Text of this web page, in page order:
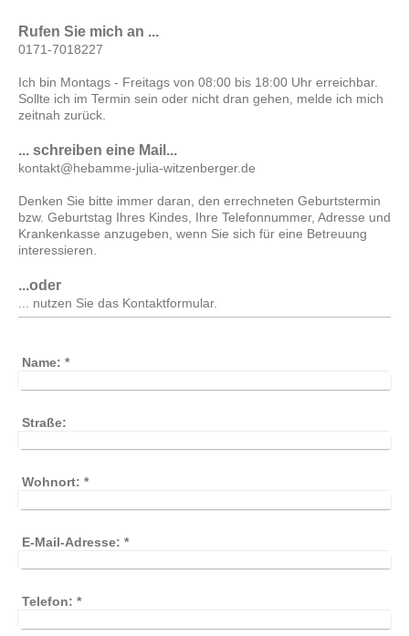
Rufen Sie mich an ...
0171-7018227
Ich bin Montags - Freitags von 08:00 bis 18:00 Uhr erreichbar.
Sollte ich im Termin sein oder nicht dran gehen, melde ich mich
zeitnah zurück.
... schreiben eine Mail...
kontakt@hebamme-julia-witzenberger.de
Denken Sie bitte immer daran, den errechneten Geburtstermin
bzw. Geburtstag Ihres Kindes, Ihre Telefonnummer, Adresse und
Krankenkasse anzugeben, wenn Sie sich für eine Betreuung
interessieren.
...oder
... nutzen Sie das Kontaktformular.
Name: *
Straße:
Wohnort: *
E-Mail-Adresse: *
Telefon: *